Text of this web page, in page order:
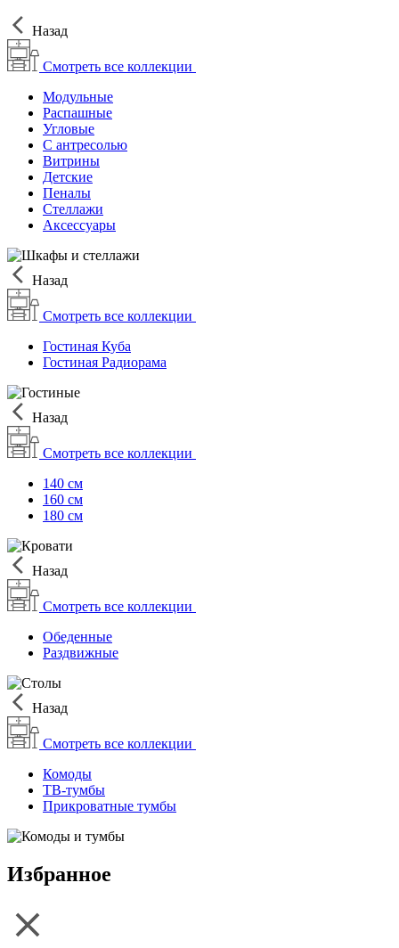
Назад
Смотреть все коллекции
Модульные
Распашные
Угловые
С антресолью
Витрины
Детские
Пеналы
Стеллажи
Аксессуары
Назад
Смотреть все коллекции
Гостиная Куба
Гостиная Радиорама
Назад
Смотреть все коллекции
140 см
160 см
180 см
Назад
Смотреть все коллекции
Обеденные
Раздвижные
Назад
Смотреть все коллекции
Комоды
ТВ-тумбы
Прикроватные тумбы
Избранное